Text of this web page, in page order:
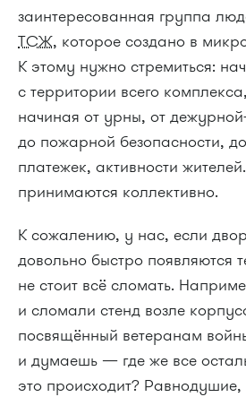
заинтересованная группа
ТСЖ, которое создано в
К этому нужно стремиться:
с территории всего
начиная от урны, от
до пожарной безопасности,
платежек, активности
принимаются коллективно.
К сожалению, у нас, если
довольно быстро появляются
не стоит всё сломать.
и сломали стенд возле
посвящённый ветеранам
и думаешь — где же все
это происходит? Равнодушие,